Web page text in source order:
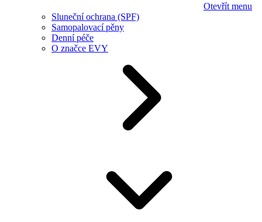
Otevřít menu
Sluneční ochrana (SPF)
Samopalovací pěny
Denní péče
O značce EVY